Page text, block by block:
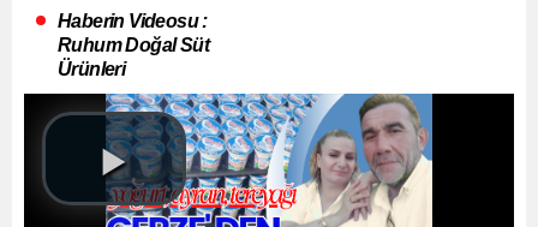
Haberin Videosu :
Ruhum Doğal Süt
Ürünleri